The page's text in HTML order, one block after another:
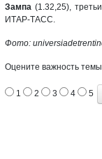
Зампа (1.32,25),
ИТАР-ТАСС.
Фото:
Оцените важность темы
1 2 3 4 5